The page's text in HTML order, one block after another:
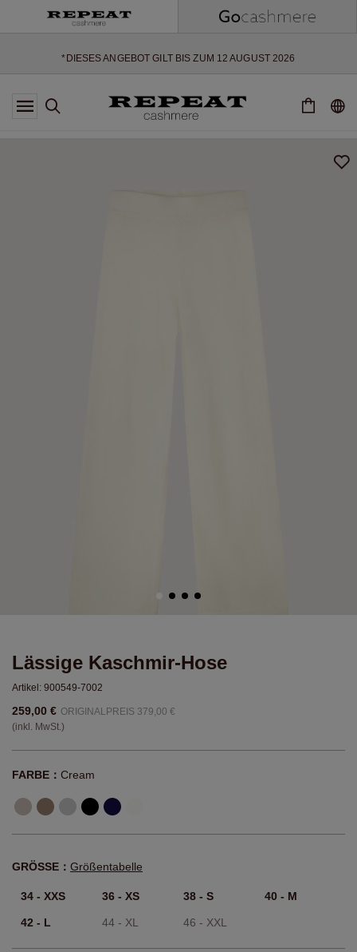
*DIESES ANGEBOT GILT BIS ZUM 12 AUGUST 2026
*GILT NICHT FÜR LIMITED EDITION
*AUSNAHMEN SIND MÖGLICH
Lässige Kaschmir-Hose
Artikel: 900549-7002
259,00 € ORIGINALPREIS 379,00 €
(inkl. MwSt.)
FARBE： Cream
GRÖSSE： Größentabelle
34 - XXS 36 - XS 38 - S 40 - M
42 - L 44 - XL 46 - XXL